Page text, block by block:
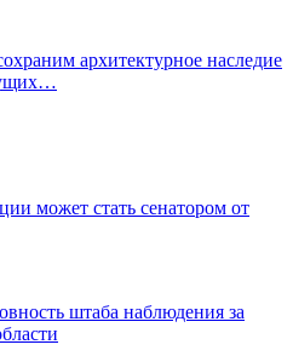
архитектурное наследие
может стать сенатором от
штаба наблюдения за